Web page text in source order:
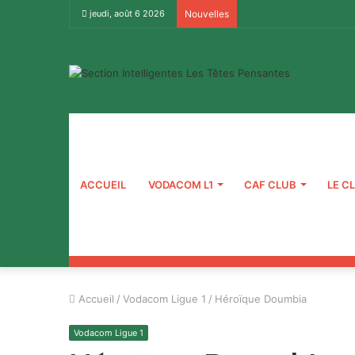
jeudi, août 6 2026 Nouvelles
ACCUEIL VODACOM L1 CAF CLUB LE
Accueil / Vodacom Ligue 1 / Héroïque Doumbia
Vodacom Ligue 1